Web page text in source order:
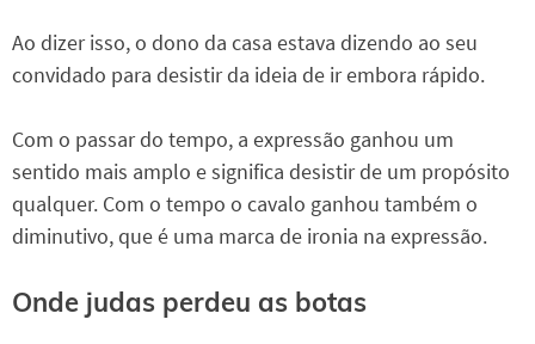
Ao dizer isso, o dono da casa estava dizendo ao seu
convidado para desistir da ideia de ir embora rápido.
Com o passar do tempo, a expressão ganhou um
sentido mais amplo e significa desistir de um propósito
qualquer. Com o tempo o cavalo ganhou também o
diminutivo, que é uma marca de ironia na expressão.
Onde judas perdeu as botas